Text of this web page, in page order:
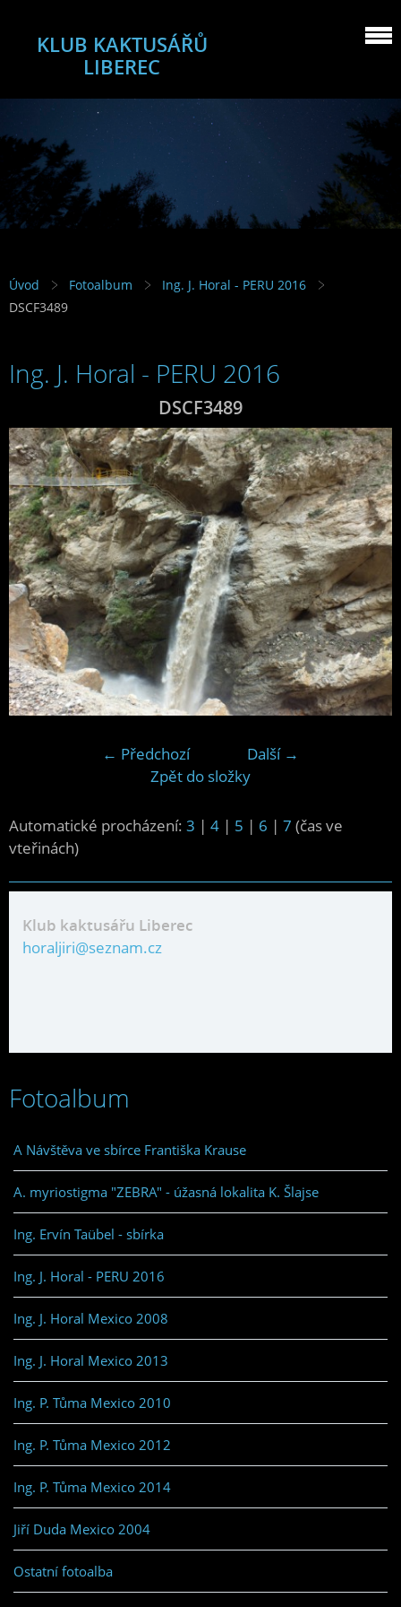
KLUB KAKTUSÁŘŮ
LIBEREC
Úvod Fotoalbum
Ing. J. Horal - PERU 2016
DSCF3489
Ing. J. Horal - PERU 2016
DSCF3489
← Předchozí
Další →
Zpět do složky
Automatické procházení: 3 | 4 | 5 | 6 | 7 (čas ve
vteřinách)
Klub kaktusářu Liberec
horaljiri@seznam.cz
Fotoalbum
A Návštěva ve sbírce Františka Krause
A. myriostigma "ZEBRA" - úžasná lokalita K. Šlajse
Ing. Ervín Taübel - sbírka
Ing. J. Horal - PERU 2016
Ing. J. Horal Mexico 2008
Ing. J. Horal Mexico 2013
Ing. P. Tůma Mexico 2010
Ing. P. Tůma Mexico 2012
Ing. P. Tůma Mexico 2014
Jiří Duda Mexico 2004
Ostatní fotoalba